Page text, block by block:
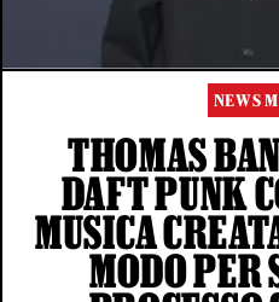
NEWS
THOMAS
DAFT PUNK
MUSICA
MODO PER